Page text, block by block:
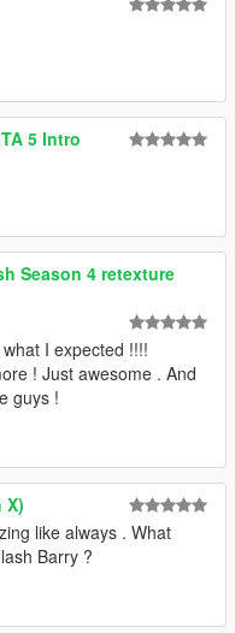
5 Intro
Season 4 retexture
I expected !!!!
! Just awesome . And
guys !
X)
like always . What
Barry ?